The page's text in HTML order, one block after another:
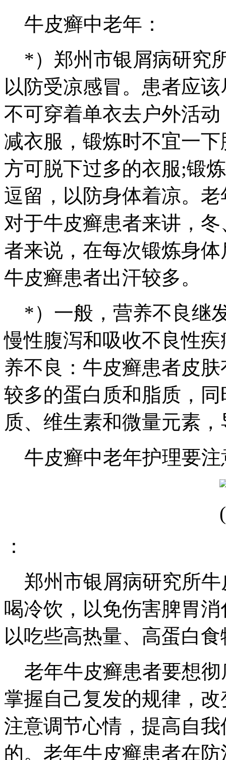
牛皮癣中老年：
*）郑州市银屑病研究
以防受凉感冒。患者应
不可穿着单衣去户外活
减衣服，锻炼时不宜一
方可脱下过多的衣服;锻
逗留，以防身体着凉。
对于牛皮癣患者来讲，
者来说，在每次锻炼身
牛皮癣患者出汗较多。
*）一般，营养不良继
慢性腹泻和吸收不良性
养不良：牛皮癣患者皮
较多的蛋白质和脂质，
质、维生素和微量元素
牛皮癣中老年护理要注
：
郑州市银屑病研究所牛
喝冷饮，以免伤害脾胃
以吃些高热量、高蛋白食
老年牛皮癣患者要想彻
掌握自己复发的规律，
注意调节心情，提高自
的。老年牛皮癣患者在